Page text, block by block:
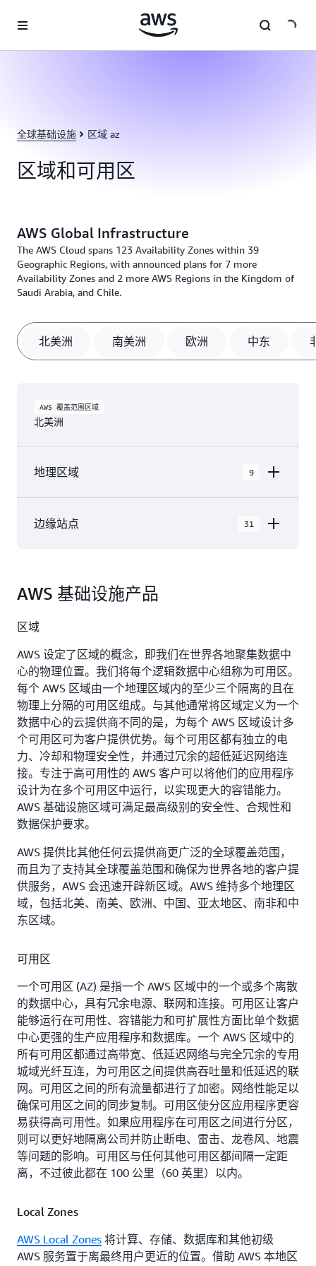
全球基础设施 区域 az
区域和可用区
AWS Global Infrastructure
The AWS Cloud spans 123 Availability Zones within 39
Geographic Regions, with announced plans for 7 more
Availability Zones and 2 more AWS Regions in the Kingdom of
Saudi Arabia, and Chile.
北美洲 南美洲 欧洲 中东
AWS 覆盖范围区域
北美洲
地理区域 9
加拿大西部（卡尔加里）
美国东部（弗吉尼亚州北部）
美国东部（俄亥俄）
美国西部（俄勒冈州）
可用 即将推出
边缘站点 31
存站点。
阿什本，弗吉尼亚州
Atlanta. GA
波士顿，马萨诸塞州
芝加哥，伊利诺伊州
哥伦布，俄亥俄州
达拉斯/沃思堡，德克萨
斯州
丹佛，科罗拉多州
休斯顿，德克萨斯州
杰克逊维尔，佛罗里达
州
洛杉矶，加利福尼亚州
迈阿密，佛罗里达州
明尼阿波利斯，明尼苏
达州
蒙特利尔，魁北克省
纽约，纽约州
纽瓦克，新泽西州
帕洛阿尔托，加利福尼
亚州
凤凰城，亚利桑那州
费城，宾夕法尼亚州
波特兰，俄勒冈州
盐湖城，犹他州
圣何塞，加利福尼亚州
坦帕湾，佛罗里达州
多伦多，安大略省
华盛顿特区
AWS 基础设施产品
区域
AWS 设定了区域的概念，即我们在世界各地聚集数据中
心的物理位置。我们将每个逻辑数据中心组称为可用区。
每个 AWS 区域由一个地理区域内的至少三个隔离的且在
物理上分隔的可用区组成。与其他通常将区域定义为一个
数据中心的云提供商不同的是，为每个 AWS 区域设计多
个可用区可为客户提供优势。每个可用区都有独立的电
力、冷却和物理安全性，并通过冗余的超低延迟网络连
接。专注于高可用性的 AWS 客户可以将他们的应用程序
设计为在多个可用区中运行，以实现更大的容错能力。
AWS 基础设施区域可满足最高级别的安全性、合规性和
数据保护要求。
AWS 提供比其他任何云提供商更广泛的全球覆盖范围，
而且为了支持其全球覆盖范围和确保为世界各地的客户提
供服务，AWS 会迅速开辟新区域。AWS 维持多个地理区
域，包括北美、南美、欧洲、中国、亚太地区、南非和中
东区域。
可用区
一个可用区 (AZ) 是指一个 AWS 区域中的一个或多个离散
的数据中心，具有冗余电源、联网和连接。可用区让客户
能够运行在可用性、容错能力和可扩展性方面比单个数据
中心更强的生产应用程序和数据库。一个 AWS 区域中的
所有可用区都通过高带宽、低延迟网络与完全冗余的专用
城域光纤互连，为可用区之间提供高吞吐量和低延迟的联
网。可用区之间的所有流量都进行了加密。网络性能足以
确保可用区之间的同步复制。可用区使分区应用程序更容
易获得高可用性。如果应用程序在可用区之间进行分区，
则可以更好地隔离公司并防止断电、雷击、龙卷风、地震
等问题的影响。可用区与任何其他可用区都间隔一定距
离，不过彼此都在 100 公里（60 英里）以内。
Local Zones
AWS Local Zones 将计算、存储、数据库和其他初级
AWS 服务置于离最终用户更近的位置。借助 AWS 本地区